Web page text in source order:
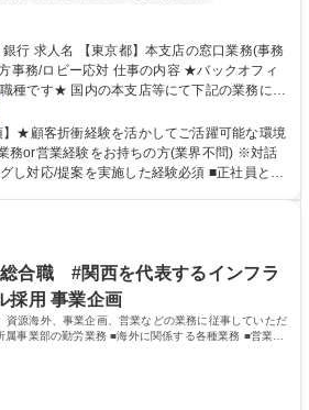
業務(事務
仕事の内容 ★バックオフィ
種です★ 国内の本支店等にて下記の業務に従
/後方/ロビーにて事務手続等の受付・オペレ
務運用の検討・構築等 ≪業務紹介：ご応募前
https://www.mysite.bk.mufg.jp/career/circle/
】★顧客折衝経験を活かしてご活躍可能な環境
務or営業経験をお持ちの方(業界不問) ※対話
/提案を実施した経験必須 ■正社員とし
ます。 幅広いキャリアの選択肢があり、公募
ひとりが挑戦できるカルチャーが浸透してい
総合職 #関西を代表するインフラ
用 事業企画
資源海外、事業企画、営業などの業務に従事していただ
事業部の勤労業務 ■海外に関係する各種業務 ■営業部